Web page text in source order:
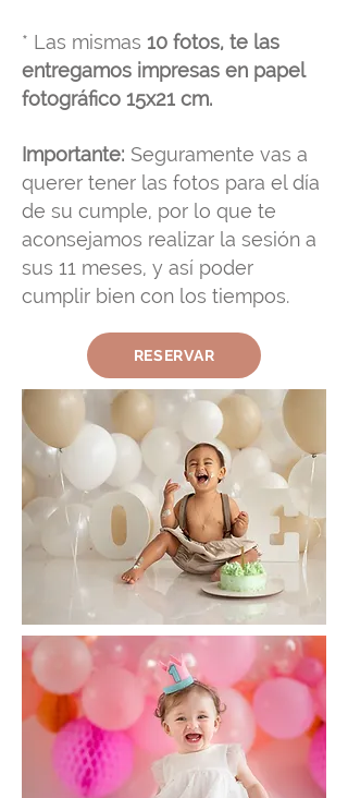
* Las mismas 10 fotos, te las
entregamos impresas en papel
fotográfico 15x21 cm.
Importante: Seguramente vas a
querer tener las fotos para el día
de su cumple, por lo que te
aconsejamos realizar la sesión a
sus 11 meses, y así poder
cumplir bien con los tiempos.
RESERVAR